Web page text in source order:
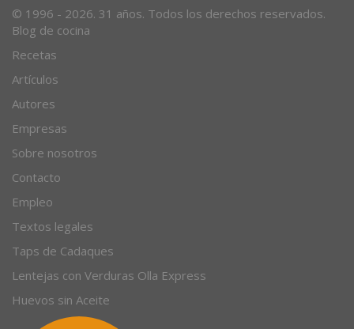
© 1996 - 2026. 31 años. Todos los derechos reservados.
Blog de cocina
Recetas
Artículos
Autores
Empresas
Sobre nosotros
Contacto
Empleo
Textos legales
Taps de Cadaques
Lentejas con Verduras Olla Express
Huevos sin Aceite